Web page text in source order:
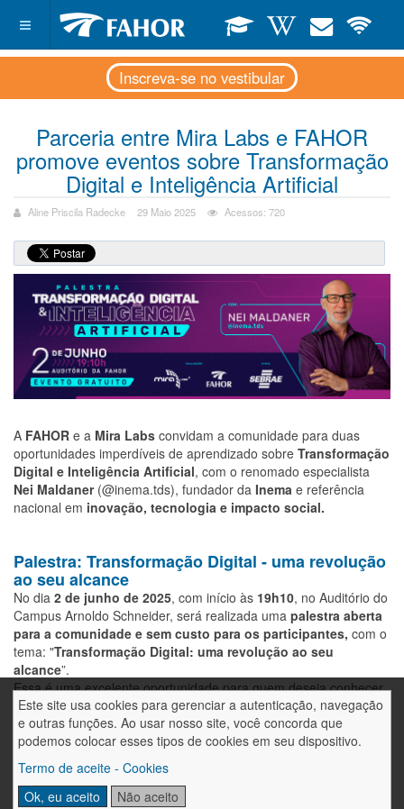
Este site usa cookies para gerenciar a autenticação, navegação
e outras funções. Ao usar nosso site, você concorda que
podemos colocar esses tipos de cookies em seu dispositivo.
Termo de aceite - Cookies
Ok, eu aceito
Não aceito
Inscreva-se no vestibular
Parceria entre Mira Labs e FAHOR
promove eventos sobre Transformação
Digital e Inteligência Artificial
Aline Priscila Radecke 29 Maio 2025 Acessos: 720
A FAHOR e a Mira Labs convidam a comunidade para duas
oportunidades imperdíveis de aprendizado sobre Transformação
Digital e Inteligência Artificial, com o renomado especialista
Nei Maldaner(@inema.tds), fundador da Inema e referência
nacional em inovação, tecnologia e impacto social.
Palestra: Transformação Digital - uma revolução
ao seu alcance
No dia 2 de junho de 2025, com início às 19h10, no Auditório do
Campus Arnoldo Schneider, será realizada uma palestra aberta
para a comunidade e sem custo para os participantes, com o
tema: "Transformação Digital: uma revolução ao seu
alcance”.
Essa é uma excelente oportunidade para quem deseja conhecer
mais sobre as tendências da transformação digital e os impactos
da inteligência artificial na vida profissional e nos negócios.
É necessário inscrição prévia, pois as vagas são limitadas!
As inscrições para a palestra podem ser feitas pelo link
http://fahor.com.br/v?PalestraAI